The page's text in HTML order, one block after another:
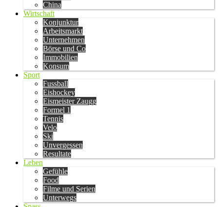
China
Wirtschaft
Konjunktur
Arbeitsmarkt
Unternehmen
Börse und Co
Immobilien
Konsum
Sport
Fussball
Eishockey
Eismeister Zaugg
Formel 1
Tennis
Velo
Ski
Unvergessen
Resultate
Leben
Gefühle
Food
Filme und Serien
Unterwegs